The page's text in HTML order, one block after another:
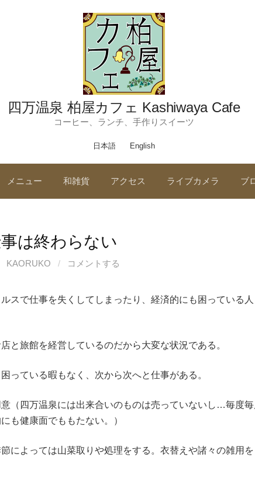
四万温泉 柏屋カフェ Kashiwaya Cafe
コーヒー、ランチ、手作りスイーツ
日本語 English
メニュー 和雑貨 アクセス ライブカメラ ブ
は終わらない
KAORUKO / コメントする
スで仕事を失くしてしまったり、経済的にも困っている
と旅館を経営しているのだから大変な状況である。
っている暇もなく、次から次へと仕事がある。
（四万温泉には出来合いのものは売っていないし…毎度
も健康面でももたない。）
によっては山菜取りや処理をする。衣替えや諸々の雑用